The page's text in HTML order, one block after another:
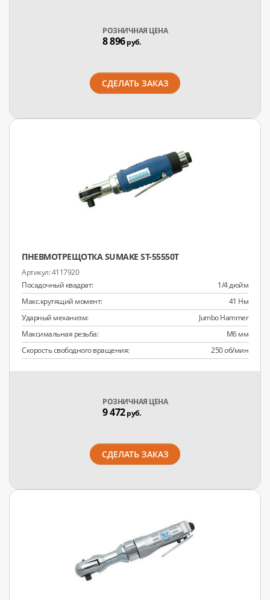
РОЗНИЧНАЯ ЦЕНА
8 896руб.
СДЕЛАТЬ ЗАКАЗ
ПНЕВМОТРЕЩОТКА SUMAKE ST-55550T
4117920
Посадочный квадрат:
1/4 дюйм
Макс.крутящий момент:
41 Нм
Ударный механизм:
Jumbo Hammer
Максимальная резьба:
M6 мм
Скорость свободного вращения:
250 об/мин
РОЗНИЧНАЯ ЦЕНА
9 472руб.
СДЕЛАТЬ ЗАКАЗ